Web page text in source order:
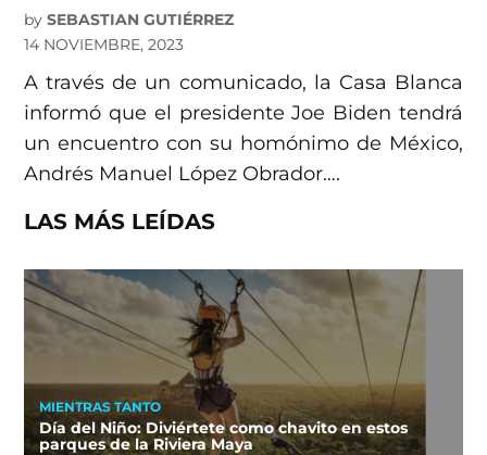
by SEBASTIAN GUTIÉRREZ
14 NOVIEMBRE, 2023
A través de un comunicado, la Casa Blanca
informó que el presidente Joe Biden tendrá
un encuentro con su homónimo de México,
Andrés Manuel López Obrador….
LAS MÁS LEÍDAS
MIENTRAS TANTO
Día del Niño: Diviértete como chavito en estos
parques de la Riviera Maya